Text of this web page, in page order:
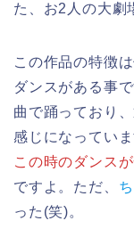
た、お2人の大劇
この作品の特徴
ダンスがある事
曲で踊っており
感じになっていま
この時のダンス
ですよ。ただ、
った(笑)。